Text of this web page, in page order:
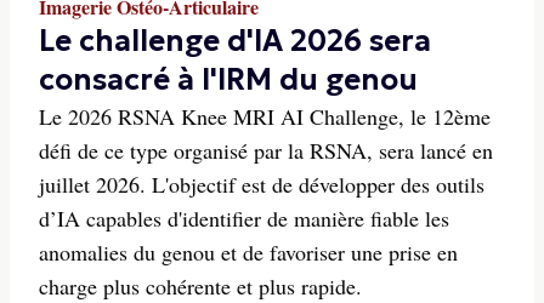
Imagerie Ostéo-Articulaire
Le challenge d'IA 2026 sera
consacré à l'IRM du genou
Le 2026 RSNA Knee MRI AI Challenge, le 12ème
défi de ce type organisé par la RSNA, sera lancé en
juillet 2026. L'objectif est de développer des outils
d’IA capables d'identifier de manière fiable les
anomalies du genou et de favoriser une prise en
charge plus cohérente et plus rapide.